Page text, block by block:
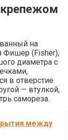
на
Фишер (Fisher),
диаметра с
в отверстие
— втулкой,
самореза.
между